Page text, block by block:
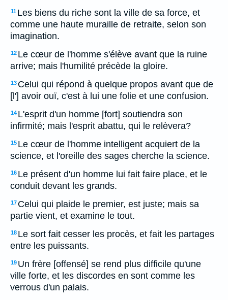
11 Les biens du riche sont la ville de sa force, et
comme une haute muraille de retraite, selon son
imagination.
12 Le cœur de l'homme s'élève avant que la ruine
arrive; mais l'humilité précède la gloire.
13 Celui qui répond à quelque propos avant que de
[l'] avoir ouï, c'est à lui une folie et une confusion.
14 L'esprit d'un homme [fort] soutiendra son
infirmité; mais l'esprit abattu, qui le relèvera?
15 Le cœur de l'homme intelligent acquiert de la
science, et l'oreille des sages cherche la science.
16 Le présent d'un homme lui fait faire place, et le
conduit devant les grands.
17 Celui qui plaide le premier, est juste; mais sa
partie vient, et examine le tout.
18 Le sort fait cesser les procès, et fait les partages
entre les puissants.
19 Un frère [offensé] se rend plus difficile qu'une
ville forte, et les discordes en sont comme les
verrous d'un palais.